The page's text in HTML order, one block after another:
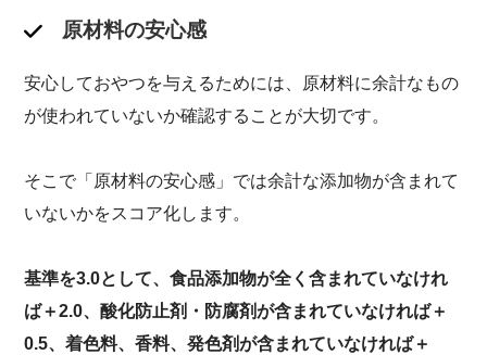
原材料の安心感
安心しておやつを与えるためには、原材料に余計なもの
が使われていないか確認することが大切です。
そこで「原材料の安心感」では余計な添加物が含まれて
いないかをスコア化します。
基準を3.0として、食品添加物が全く含まれていなけれ
ば＋2.0、酸化防止剤・防腐剤が含まれていなければ＋
0.5、着色料、香料、発色剤が含まれていなければ＋